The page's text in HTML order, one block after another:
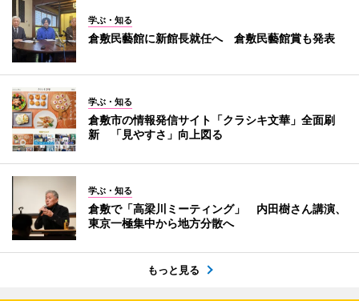
学ぶ・知る
倉敷民藝館に新館長就任へ 倉敷民藝館賞も発表
学ぶ・知る
倉敷市の情報発信サイト「クラシキ文華」全面刷
新 「見やすさ」向上図る
学ぶ・知る
倉敷で「高梁川ミーティング」 内田樹さん講演、
東京一極集中から地方分散へ
もっと見る